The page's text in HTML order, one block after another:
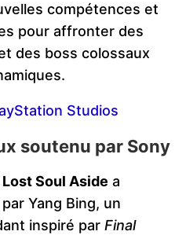
compétences et
pour affronter des
des boss colossaux
Studios
soutenu par Sony
Lost Soul Aside a
Yang Bing, un
inspiré par Final